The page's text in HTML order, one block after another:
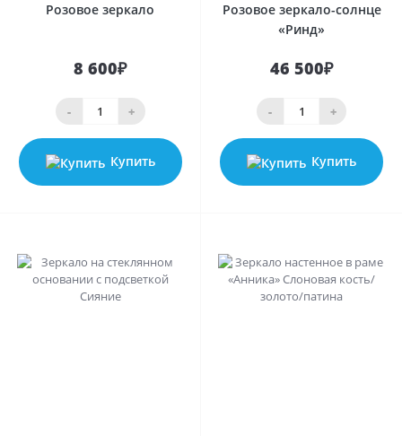
Розовое зеркало
8 600₽
- +
Купить
Розовое зеркало-солнце
«Ринд»
46 500₽
- +
Купить